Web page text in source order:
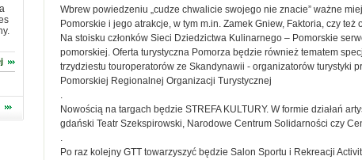
Wbrew powiedzeniu „cudze chwalicie swojego nie znacie” ważne
Pomorskie i jego atrakcje, w tym m.in. Zamek Gniew, Faktoria, czy
Na stoisku członków Sieci Dziedzictwa Kulinarnego – Pomorskie
pomorskiej. Oferta turystyczna Pomorza będzie również tematem
trzydziestu touroperatorów ze Skandynawii - organizatorów turystyki
Pomorskiej Regionalnej Organizacji Turystycznej
.
Nowością na targach będzie STREFA KULTURY. W formie działań
gdański Teatr Szekspirowski, Narodowe Centrum Solidarności czy
.
Po raz kolejny GTT towarzyszyć będzie Salon Sportu i Rekreacji